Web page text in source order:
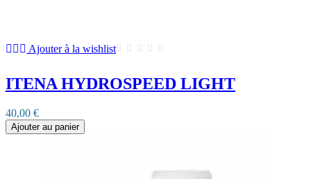
Ajouter à la wishlist
ITENA HYDROSPEED LIGHT
40,00 €
Ajouter au panier